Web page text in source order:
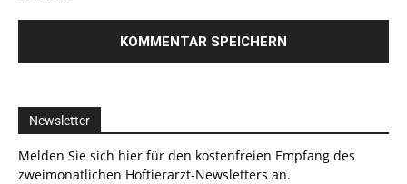
Newsletter
Melden Sie sich hier für den kostenfreien Empfang des
zweimonatlichen Hoftierarzt-Newsletters an.